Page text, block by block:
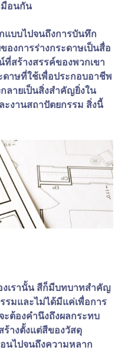
มือนกัน
แบบไปจนถึงการบันทึก
งการร่างกระดาษเป็นสื่อ
สร้างสรรค์ของพวกเขา
าษที่ใช้เพื่อประกอบอาชีพ
ายเป็นสิ่งสำคัญยิ่งใน
ะงานสถาปัตยกรรม สิ่งนี้
เรานั้น สีก็มีบทบาทสำคัญ
รมและไม่ได้มีแค่เพื่อการ
ะต้องคำนึงถึงผลกระทบ
างตั้งแต่สีของวัสดุ
นไปจนถึงความหลาก